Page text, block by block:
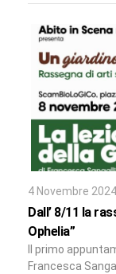
4 Novembre
Dall’ 8/11 la
Ophelia”
Il primo
Francesca